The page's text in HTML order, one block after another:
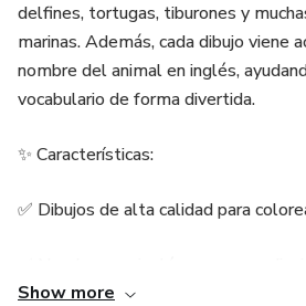
delfines, tortugas, tiburones y
marinas. Además, cada dibujo viene
nombre del animal en inglés,
vocabulario de forma divertida.
✨ Características:
✅ Dibujos de alta calidad para
Show more